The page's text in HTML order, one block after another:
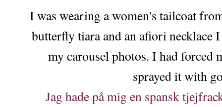
I was wearing a women's tailcoat
butterfly tiara and an afiori necklace
my carousel photos. I had forced
sprayed it with
Jag hade på mig en spansk